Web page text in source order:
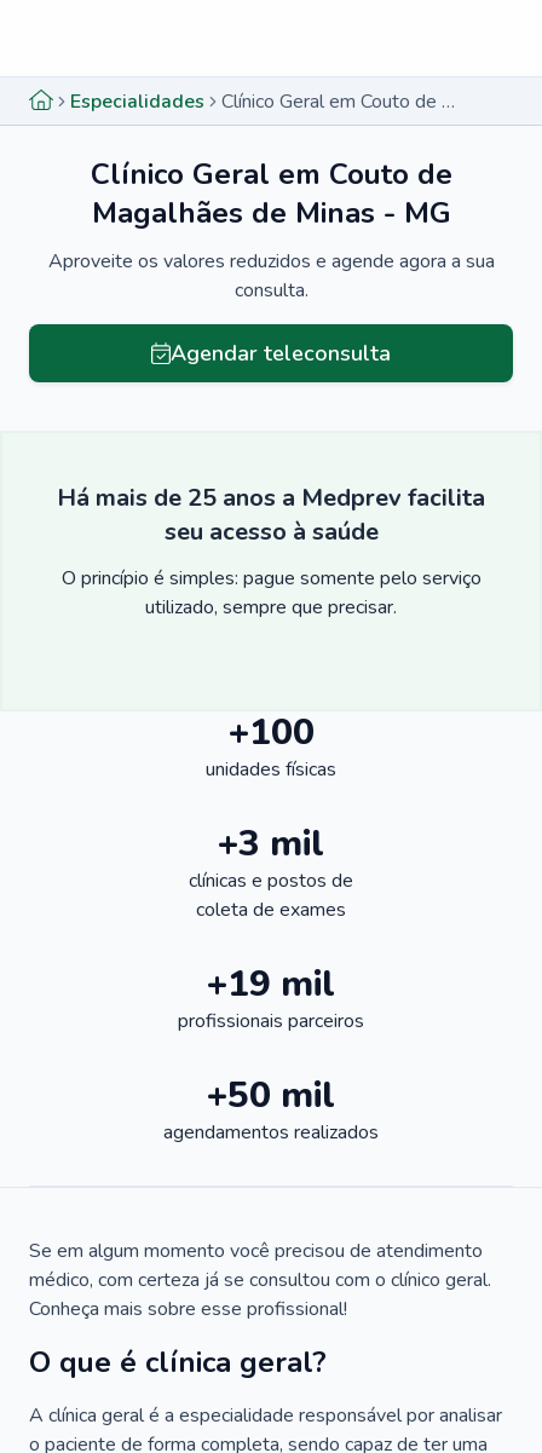
Especialidades Clínico Geral em Couto de Magalhães de Minas - MG
Clínico Geral em Couto de
Magalhães de Minas - MG
Aproveite os valores reduzidos e agende agora a sua
consulta.
Agendar teleconsulta
Há mais de 25 anos a Medprev facilita
seu acesso à saúde
O princípio é simples: pague somente pelo serviço
utilizado, sempre que precisar.
+100
unidades físicas
+3 mil
clínicas e postos de
coleta de exames
+19 mil
profissionais parceiros
+50 mil
agendamentos realizados
Se em algum momento você precisou de atendimento
médico, com certeza já se consultou com o clínico geral.
Conheça mais sobre esse profissional!
O que é clínica geral?
A clínica geral é a especialidade responsável por analisar
o paciente de forma completa, sendo capaz de ter uma